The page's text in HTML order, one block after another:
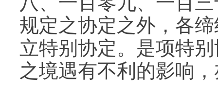
规定之协定之外，各
立特别协定。是项特
之境遇有不利的影响